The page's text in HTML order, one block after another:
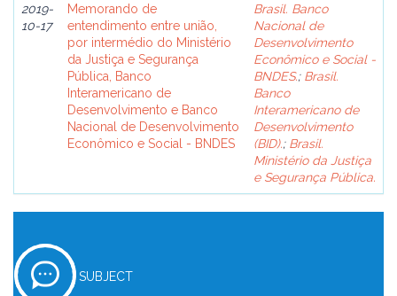
2019-
10-17
Memorando de
entendimento entre união,
por intermédio do Ministério
da Justiça e Segurança
Pública, Banco
Interamericano de
Desenvolvimento e Banco
Nacional de Desenvolvimento
Econômico e Social - BNDES
Brasil. Banco
Nacional de
Desenvolvimento
Econômico e Social -
BNDES.; Brasil.
Banco
Interamericano de
Desenvolvimento
(BID).; Brasil.
Ministério da Justiça
e Segurança Pública.
SUBJECT